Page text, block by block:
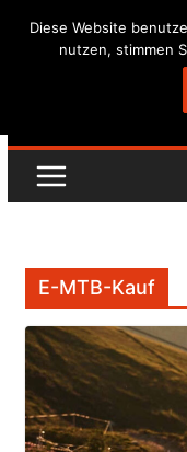
Skip
E-MTB-Kauf
Diese Website
nutzen, stimmen